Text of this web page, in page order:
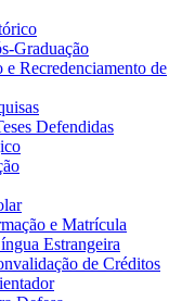
Graduação
e Recredenciamento de
Defendidas
e Matrícula
Estrangeira
de Créditos